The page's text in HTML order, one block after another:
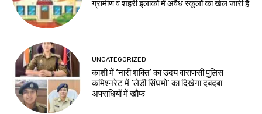
ग्रामीण व शहरी इलाकों में अवैध स्कूलों का खेल जारी है
UNCATEGORIZED
काशी में ‘नारी शक्ति’ का उदय वाराणसी पुलिस
कमिश्नरेट में ‘लेडी सिंघमो’ का दिखेगा दबदबा
अपराधियों में खौफ